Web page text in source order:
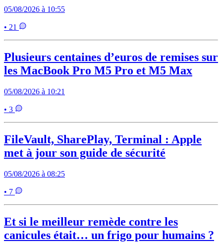
05/08/2026 à 10:55
• 21
Plusieurs centaines d’euros de remises sur
les MacBook Pro M5 Pro et M5 Max
05/08/2026 à 10:21
• 3
FileVault, SharePlay, Terminal : Apple
met à jour son guide de sécurité
05/08/2026 à 08:25
• 7
Et si le meilleur remède contre les
canicules était… un frigo pour humains ?